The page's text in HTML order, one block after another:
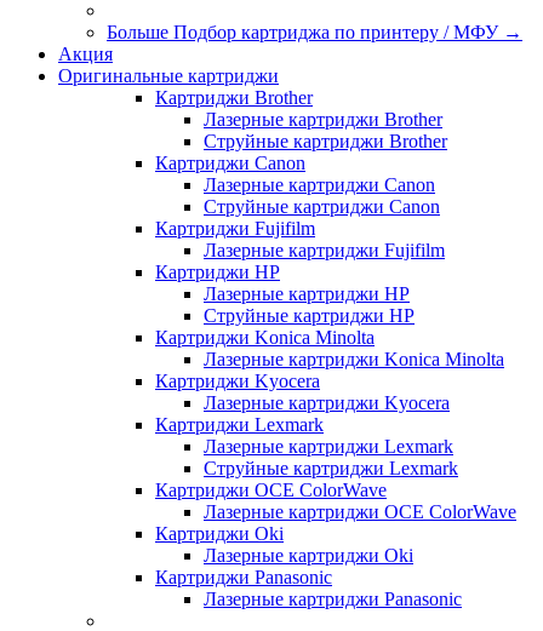
Больше Подбор картриджа по принтеру / МФУ →
Акция
Оригинальные картриджи
Картриджи Brother
Лазерные картриджи Brother
Струйные картриджи Brother
Картриджи Canon
Лазерные картриджи Canon
Струйные картриджи Canon
Картриджи Fujifilm
Лазерные картриджи Fujifilm
Картриджи HP
Лазерные картриджи HP
Струйные картриджи HP
Картриджи Konica Minolta
Лазерные картриджи Konica Minolta
Картриджи Kyocera
Лазерные картриджи Kyocera
Картриджи Lexmark
Лазерные картриджи Lexmark
Струйные картриджи Lexmark
Картриджи OCE ColorWave
Лазерные картриджи OCE ColorWave
Картриджи Oki
Лазерные картриджи Oki
Картриджи Panasonic
Лазерные картриджи Panasonic